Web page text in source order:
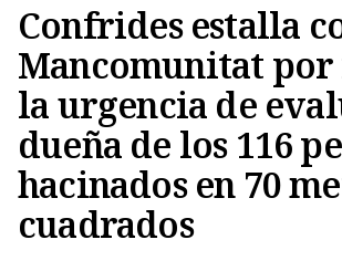
Confrides estalla
Mancomunitat
la urgencia de
dueña de los 116
hacinados en 70
cuadrados